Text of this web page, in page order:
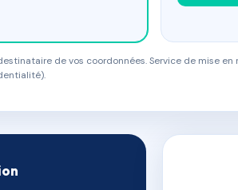
de vos coordonnées. Service de mise